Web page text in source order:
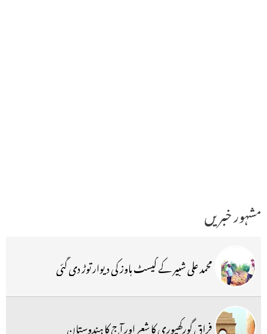
مشہور خبریں
محمد علی شبیر کے گیسٹ ہاوز کی دیوار توڑ دی گئی
فراق گورکھپوری کا شعر اور آج کا ہندوستان